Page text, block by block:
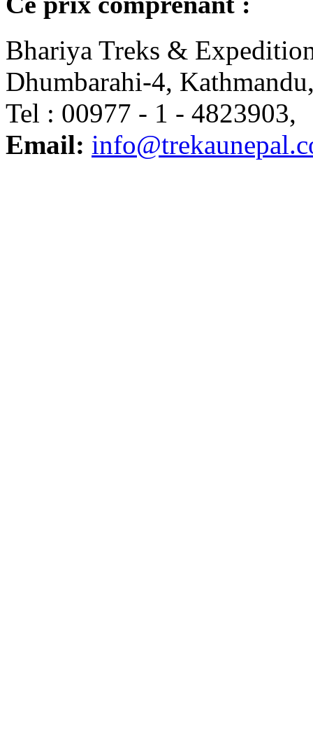
Bhariya Treks &
Dhumbarahi-4,
Tel : 00977 - 1 -
Email: